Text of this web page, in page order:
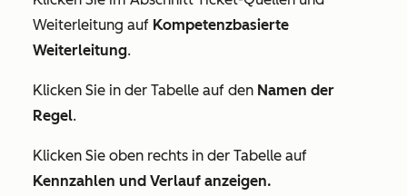
Weiterleitung auf Kompetenzbasierte
Weiterleitung.
Klicken Sie in der Tabelle auf den Namen der
Regel.
Klicken Sie oben rechts in der Tabelle auf
Kennzahlen und Verlauf anzeigen.